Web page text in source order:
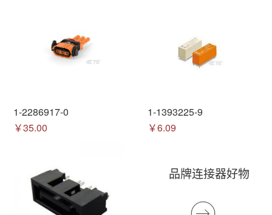
1-2286917-0
￥35.00
1-1393225-9
￥6.09
品牌连接器好物